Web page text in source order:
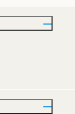
パブ
WWD JAPAN
SQUEEZEが
Shibuya